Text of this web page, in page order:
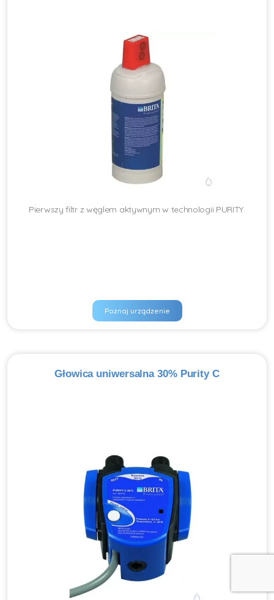
Pierwszy filtr z węglem aktywnym w technologii PURITY.
Poznaj urządzenie
Głowica uniwersalna 30% Purity C